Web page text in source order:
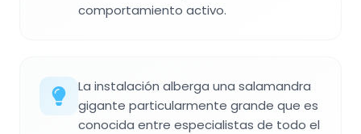
comportamiento activo.
La instalación alberga una salamandra
gigante particularmente grande que es
conocida entre especialistas de todo el